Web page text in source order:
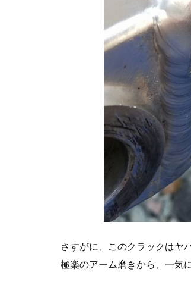
さすがに、このクラックはヤ
極楽のアーム磨きから、一気